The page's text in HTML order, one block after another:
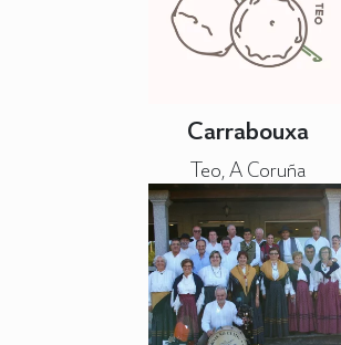
Carrabouxa
Teo, A Coruña